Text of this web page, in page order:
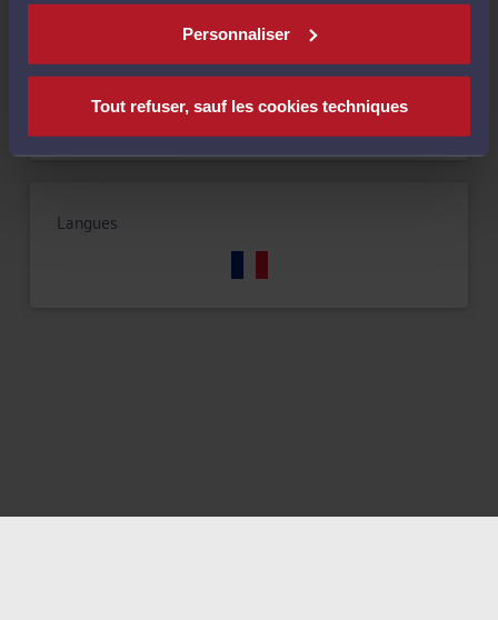
Personnaliser
Tout refuser, sauf les cookies techniques
Droit commercial, des affaires et de la concurrence
Procédures collectives et entreprises en difficultés
Langues